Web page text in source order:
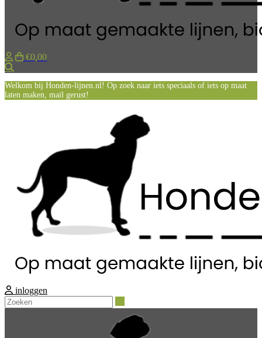
€0,00
Welkom bij Honden-lijnen.nl! Op zoek naar iets speciaals of iets op maat
laten maken, mail gerust!
inloggen